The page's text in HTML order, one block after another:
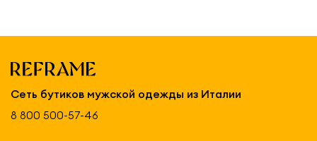
Сеть бутиков мужской одежды из Италии
8 800 500-57-46